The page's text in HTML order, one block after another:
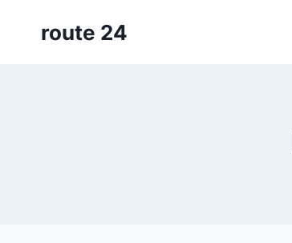
sisältöönroute 24